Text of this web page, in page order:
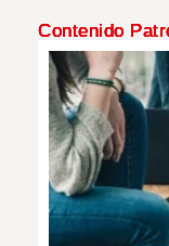
Contenido